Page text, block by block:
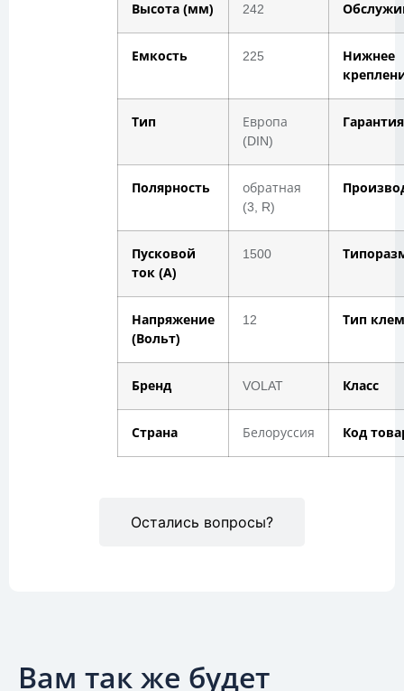
Остались вопросы?
Высота (мм) 242
Емкость 225
Нижнее
Тип
Европа
(DIN)
Полярность
обратная
(3, R)
Пусковой
ток (А)
1500
Напряжение
(Вольт)
12 Тип
Бренд VOLAT Класс
Страна Белоруссия Код
Вам так же будет